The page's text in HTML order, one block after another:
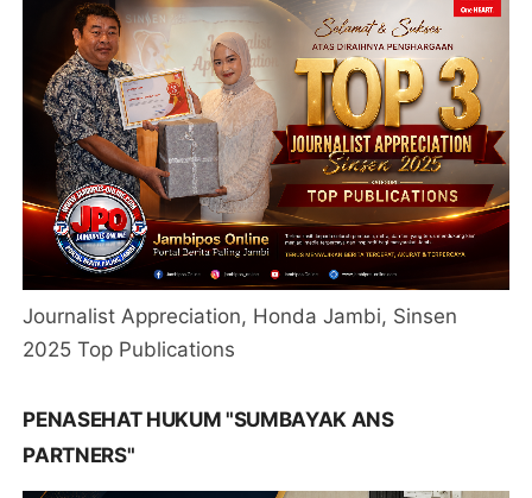
Journalist Appreciation, Honda Jambi, Sinsen
2025 Top Publications
PENASEHAT HUKUM "SUMBAYAK ANS
PARTNERS"